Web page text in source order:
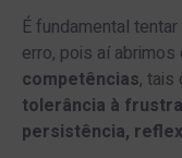
É fundamental
erro, pois aí abrimos
competências, tais
tolerância à
persistência,